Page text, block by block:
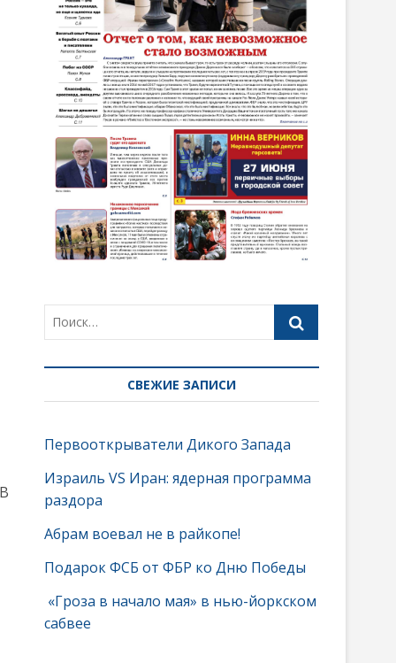
СВЕЖИЕ ЗАПИСИ
Первооткрыватели Дикого Запада
Израиль VS Иран: ядерная программа
раздора
Абрам воевал не в райкопе!
Подарок ФСБ от ФБР ко Дню Победы
«Гроза в начало мая» в нью-йоркском
сабвее